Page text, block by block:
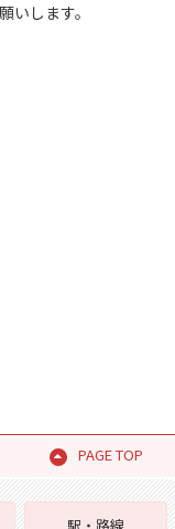
いします。
PAGE TOP